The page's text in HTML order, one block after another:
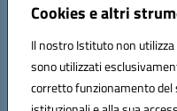
Cookies e altri
Il nostro Istituto non
sono utilizzati
corretto funzionamento del
Indirizzo:Corso Vittorio
Posta elettronica certificata
Codice fiscale: 97308550827
Codice meccanografico: